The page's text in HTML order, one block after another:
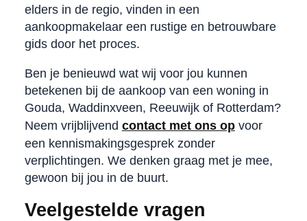
elders in de regio, vinden in een
aankoopmakelaar een rustige en betrouwbare
gids door het proces.
Ben je benieuwd wat wij voor jou kunnen
betekenen bij de aankoop van een woning in
Gouda, Waddinxveen, Reeuwijk of Rotterdam?
Neem vrijblijvend contact met ons opvoor
een kennismakingsgesprek zonder
verplichtingen. We denken graag met je mee,
gewoon bij jou in de buurt.
Veelgestelde vragen